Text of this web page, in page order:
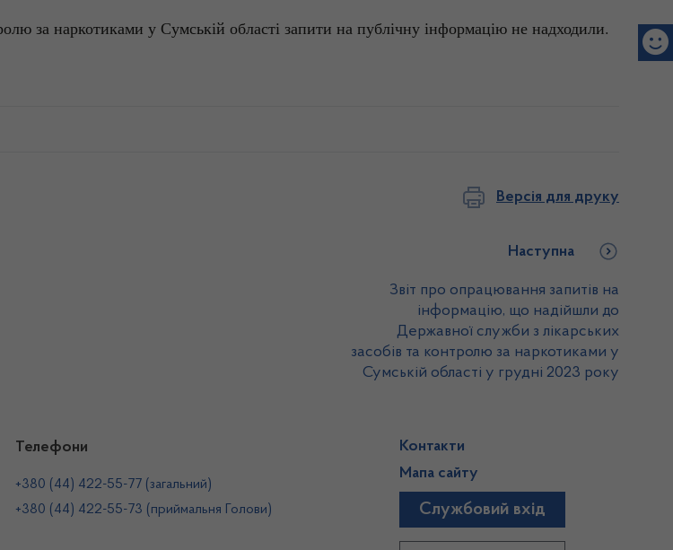
за наркотиками у Сумській області запити на публічну інформацію не надходили.
Версія для друку
Наступна
Звіт про опрацювання запитів на
інформацію, що надійшли до
Державної служби з лікарських
засобів та контролю за наркотиками у
Сумській області у грудні 2023 року
Телефони
+380 (44) 422-55-77 (загальний)
+380 (44) 422-55-73 (приймальня Голови)
Контакти
Мапа сайту
Службовий вхід